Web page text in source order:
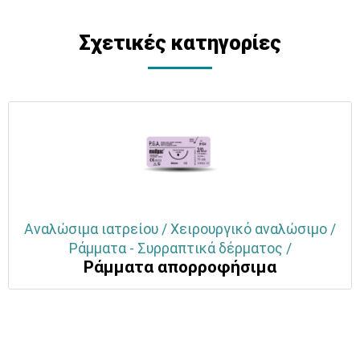
Σχετικές κατηγορίες
Αναλώσιμα ιατρείου / Χειρουργικό αναλώσιμο /
Ράμματα - Συρραπτικά δέρματος /
Ράμματα απορροφήσιμα